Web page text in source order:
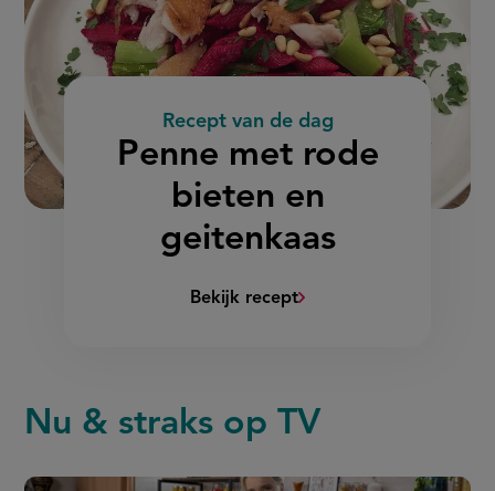
Recept van de dag
:
Penne met rode
bieten en
geitenkaas
Bekijk recept(Penne
en
Nu & straks op TV